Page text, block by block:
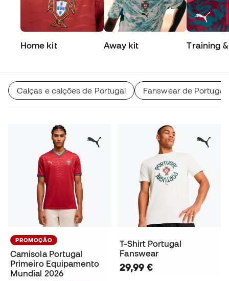
Home kit Away kit
Training
Calças e calções de Portugal Fanswear de Portugal
PROMOÇÃO
Camisola Portugal
Primeiro Equipamento
Mundial 2026
T-Shirt Portugal
Fanswear
29,99 €